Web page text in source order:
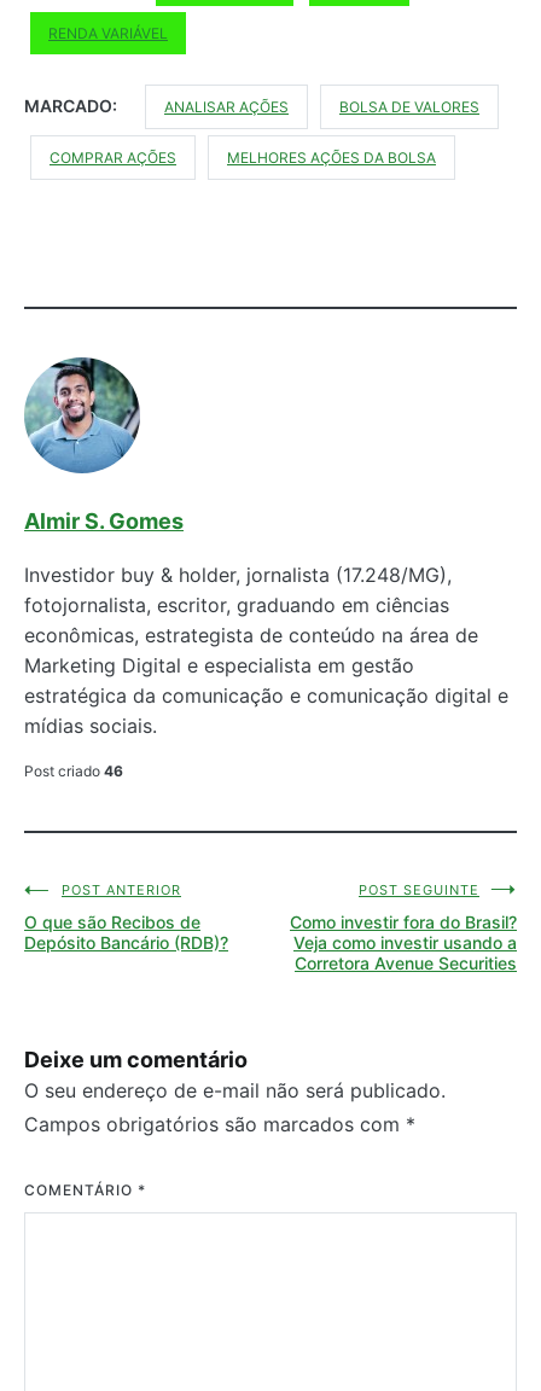
RENDA VARIÁVEL
MARCADO: ANALISAR AÇÕES BOLSA DE VALORES
COMPRAR AÇÕES MELHORES AÇÕES DA BOLSA
Almir S. Gomes
Investidor buy & holder, jornalista (17.248/MG),
fotojornalista, escritor, graduando em ciências
econômicas, estrategista de conteúdo na área de
Marketing Digital e especialista em gestão
estratégica da comunicação e comunicação digital e
mídias sociais.
Post criado 46
Navegação
de
POST ANTERIOR
O que são Recibos de
Depósito Bancário (RDB)?
POST SEGUINTE
Como investir fora do Brasil?
Veja como investir usando a
Corretora Avenue Securities
Deixe um comentário
O seu endereço de e-mail não será publicado.
Campos obrigatórios são marcados com *
COMENTÁRIO *